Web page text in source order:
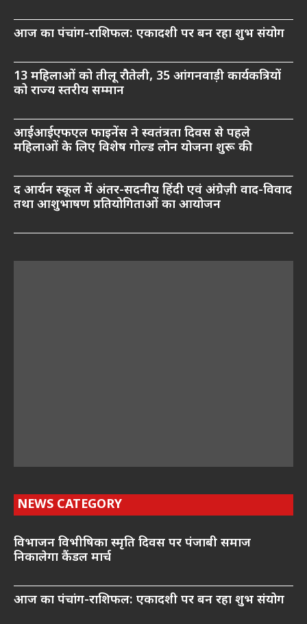
आज का पंचांग-राशिफल: एकादशी पर बन रहा शुभ संयोग
13 महिलाओं को तीलू रौतेली, 35 आंगनवाड़ी कार्यकत्रियों
को राज्य स्तरीय सम्मान
आईआईएफएल फाइनेंस ने स्वतंत्रता दिवस से पहले
महिलाओं के लिए विशेष गोल्ड लोन योजना शुरू की
द आर्यन स्कूल में अंतर-सदनीय हिंदी एवं अंग्रेज़ी वाद-विवाद
तथा आशुभाषण प्रतियोगिताओं का आयोजन
NEWS CATEGORY
विभाजन विभीषिका स्मृति दिवस पर पंजाबी समाज
निकालेगा कैंडल मार्च
आज का पंचांग-राशिफल: एकादशी पर बन रहा शुभ संयोग